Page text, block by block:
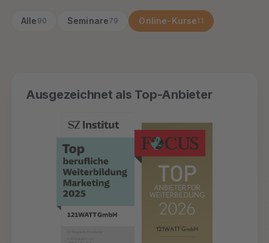
Alle 90 Seminare79 Online-Kurse11
Ausgezeichnet als Top-Anbieter